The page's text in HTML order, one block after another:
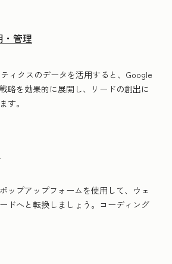
・管理
ィクスのデータを活用すると、Google
略を効果的に展開し、リードの創出に
す。
ップアップフォームを使用して、ウェ
ドへと転換しましょう。コーディング